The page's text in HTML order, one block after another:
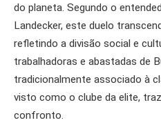
do planeta. Segundo o
Landecker, este duelo
refletindo a divisão social e
trabalhadoras e abastadas de
tradicionalmente associado à
visto como o clube da elite,
confronto.